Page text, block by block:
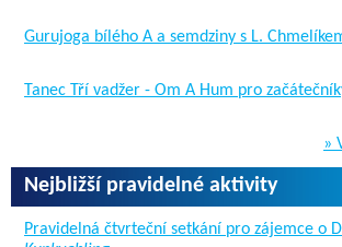
Gurujoga bílého A a semdziny s L.
Tanec Tří vadžer - Om A Hum pro
»
Nejbližší pravidelné aktivity
Pravidelná čtvrteční setkání pro zájemce o